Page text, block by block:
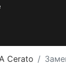
Cerato